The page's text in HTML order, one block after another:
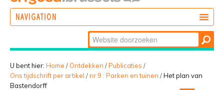
NAVIGATION
BELEVEN
Zoek
Geavanceerd
zoeken...
U bent hier: Home / Ontdekken /Publicaties /
Ons tijdschrift per artikel /nr 9 : Parken en tuinen /Het plan van
Bastendorff